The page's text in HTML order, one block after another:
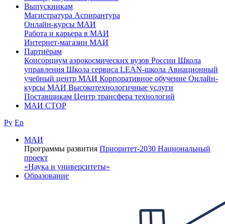
Выпускникам
Магистратура Аспирантура
Онлайн-курсы МАИ
Работа и карьера в МАИ
Интернет-магазин МАИ
Партнёрам
Консорциум аэрокосмических вузов России Школа
управления Школа сервиса LEAN-школа Авиационный
учебный центр МАИ Корпоративное обучение Онлайн-
курсы МАИ Высокотехнологичные услуги
Поставщикам Центр трансфера технологий
МАИ СТОР
Ру En
МАИ
Программы развития Приоритет-2030 Национальный
проект
«Наука и университеты»
Образование